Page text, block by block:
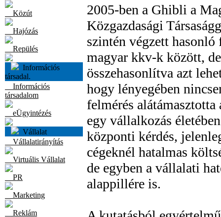
Közút
Hajózás
Repülés
Információs
társadal.
Információs
társadalom
eÜgyintézés
Vállalat
Vállalatirányítás
Virtuális Vállalat
PR
Marketing
Reklám
2005-ben a Ghibli a
Közgazdasági
szintén végzett hasonló
magyar kkv-k között,
összehasonlítva azt
hogy lényegében
felmérés
egy vállalkozás
központi kérdés,
cégeknél hatalmas
de egyben a vállalati
alappillére is.